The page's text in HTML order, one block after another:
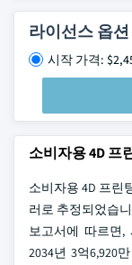
라이선스 옵
시작 가격:
소비자용 4D 프
소비자용 4D 프린
러로 추정되었습
보고서에 따르면,
2034년 3억6,920